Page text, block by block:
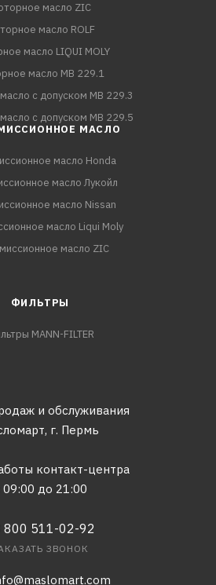
масло ZIC
масло ROLF
масло LIQUI MOLY
масло MB 229.1
с допуском MB 229.3
с допуском MB 229.5
МАСЛО
масло Honda
масло Лукойл
масло Nissan
масло Liqui Moly
масло ZIC
ФИЛЬТРЫ
MANN-FILTER
и обслуживания
г. Пермь
контакт-центра
09:00 до 21:00
800 511-02-92
ЗВОНОК